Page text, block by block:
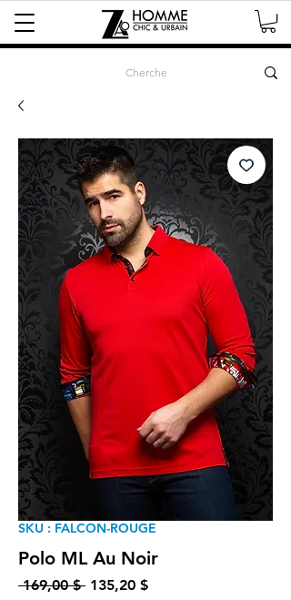
SKU : FALCON-ROUGE
Polo ML Au Noir
169,00 $ Prix original
135,20 $Prix promotionnel